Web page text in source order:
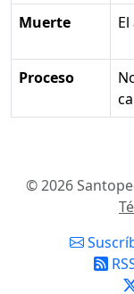
Muerte
Proceso
© 2026